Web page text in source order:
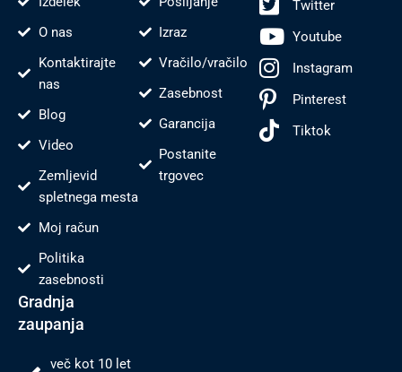
O nas
Kontaktirajte
nas
Blog
Video
Zemljevid
spletnega mesta
Moj račun
Politika
zasebnosti
Izraz
Vračilo/vračilo
Zasebnost
Garancija
Postanite
trgovec
Twitter
Youtube
Instagram
Pinterest
Tiktok
Gradnja
zaupanja
več kot 10 let